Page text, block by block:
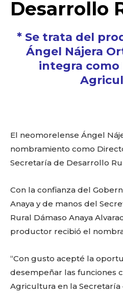
k
Desarrollo
* Se trata del
Ángel Nájera
integra como
El neomorelense Ángel
nombramiento como
Secretaría de Desarrollo
Con la confianza del
Anaya y de manos del
Rural Dámaso Anaya
productor recibió el
“Con gusto acepté la
desempeñar las funciones
Agricultura en la